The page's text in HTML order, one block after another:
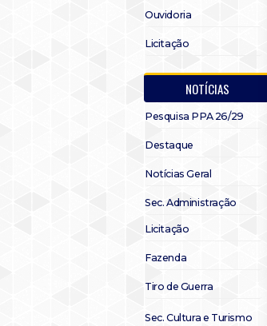
Ouvidoria
Licitação
NOTÍCIAS
Pesquisa PPA 26/29
Destaque
Notícias Geral
Sec. Administração
Licitação
Fazenda
Tiro de Guerra
Sec. Cultura e Turismo